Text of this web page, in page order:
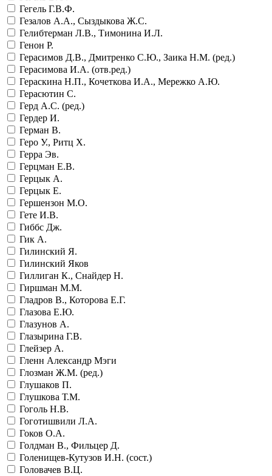
Гегель Г.В.Ф.
Гезалов А.А., Сыздыкова Ж.С.
Гелибтерман Л.В., Тимонина И.Л.
Генон Р.
Герасимов Д.В., Дмитренко С.Ю., Заика Н.М. (ред.)
Герасимова И.А. (отв.ред.)
Гераскина Н.П., Кочеткова И.А., Мережко А.Ю.
Герасютин С.
Герд А.С. (ред.)
Гердер И.
Герман В.
Геро У., Ритц Х.
Герра Эв.
Герцман Е.В.
Герцык А.
Герцык Е.
Гершензон М.О.
Гете И.В.
Гиббс Дж.
Гик А.
Гилинский Я.
Гилинский Яков
Гиллиган К., Снайдер Н.
Гиршман М.М.
Гладров В., Которова Е.Г.
Глазова Е.Ю.
Глазунов А.
Глазырина Г.В.
Глейзер А.
Гленн Александр Мэги
Глозман Ж.М. (ред.)
Глушаков П.
Глушкова Т.М.
Гоголь Н.В.
Гоготишвили Л.А.
Гоков О.А.
Голдман В., Фильцер Д.
Голенищев-Кутузов И.Н. (сост.)
Головачев В.Ц.